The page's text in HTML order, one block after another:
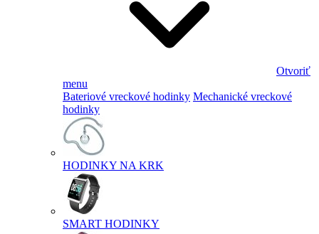
Otvoriť
menu
Bateriové vreckové hodinky Mechanické vreckové
hodinky
HODINKY NA KRK
SMART HODINKY